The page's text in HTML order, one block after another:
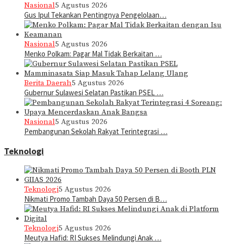
Nasional5 Agustus 2026
Gus Ipul Tekankan Pentingnya Pengelolaan…
Nasional5 Agustus 2026
Menko Polkam: Pagar Mal Tidak Berkaitan …
Berita Daerah5 Agustus 2026
Gubernur Sulawesi Selatan Pastikan PSEL …
Nasional5 Agustus 2026
Pembangunan Sekolah Rakyat Terintegrasi …
Teknologi
Teknologi5 Agustus 2026
Nikmati Promo Tambah Daya 50 Persen di B…
Teknologi5 Agustus 2026
Meutya Hafid: RI Sukses Melindungi Anak …